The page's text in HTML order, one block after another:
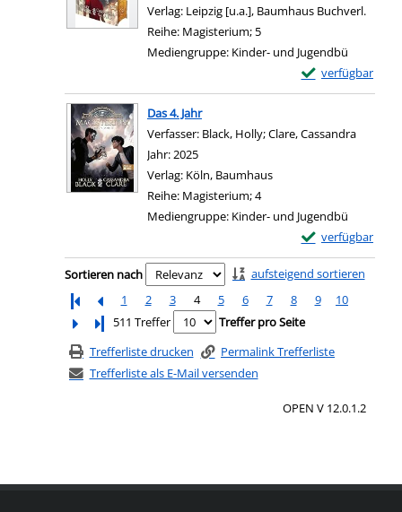
Verlag: Leipzig [u.a.], Baumhaus Buchverl.
Reihe: Magisterium; 5
Mediengruppe: Kinder- und Jugendbü
verfügbar
Exemplar-Details
Zum Download
Das 4. Jahr
Verfasser: Black, Holly;Clare, Cassandra
Jahr:2025
Verlag: Köln, Baumhaus
Reihe: Magisterium; 4
Mediengruppe: Kinder- und Jugendbü
verfügbar
Exemplar-Details
Zum Download
Zu den Suchfiltern springen
Sortieren nach
aufsteigend sortieren
1
2 3 4 5 6 7 8 9
10
Letzte Seite
511 Treffer
Treffer pro Seite
Trefferliste drucken
Permalink Trefferliste
Trefferliste als E-Mail versenden
OPEN V 12.0.1.2